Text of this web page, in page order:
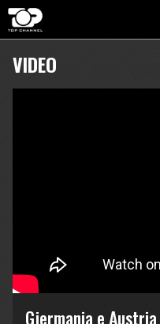
VIDEO
Gjermania e